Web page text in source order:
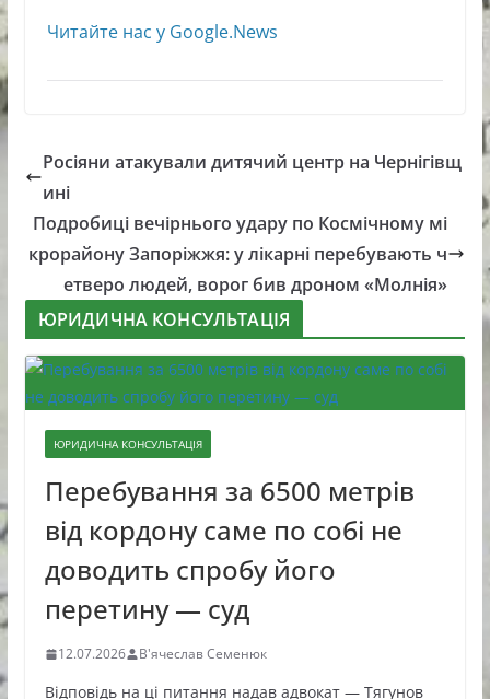
Читайте нас у Google.News
Росіяни атакували дитячий центр на Чернігівщ
ині
Подробиці вечірнього удару по Космічному мі
крорайону Запоріжжя: у лікарні перебувають ч
етверо людей, ворог бив дроном «Молнія»
ЮРИДИЧНА КОНСУЛЬТАЦІЯ
ЮРИДИЧНА КОНСУЛЬТАЦІЯ
Перебування за 6500 метрів
від кордону саме по собі не
доводить спробу його
перетину — суд
12.07.2026 В'ячеслав Семенюк
Відповідь на ці питання надав адвокат — Тягунов